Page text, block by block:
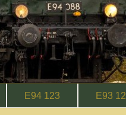
E94 123 E93 12